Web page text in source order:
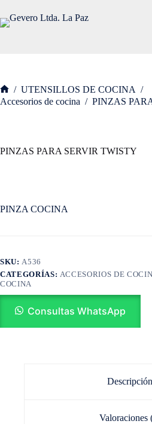
contenido
Inicio
/ UTENSILLOS DE COCINA /
Accesorios de cocina / PINZAS
PINZAS PARA SERVIR TWISTY
PINZA COCINA
SKU: A536
CATEGORÍAS: ACCESORIOS DE
COCINA
Consultas WhatsApp
Descripción
Valoraciones